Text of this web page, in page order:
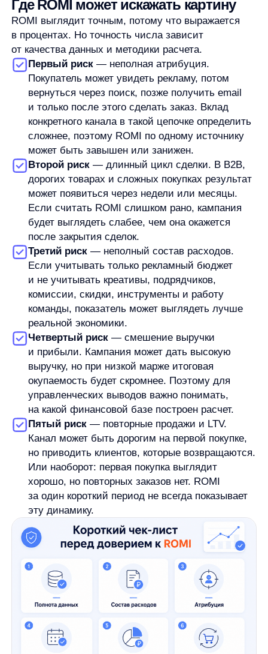
по каналам, маржинальности, повторным продажам
и качеству лидов.
Как можно улучшить ROMI
Улучшение ROMI не сводится к простому
сокращению бюджета. Если резко снизить
расходы, но вместе с ними упадет результат,
показатель может не стать лучше
в управленческом смысле. Работать нужно
с обеими сторонами формулы: результатом,
затратами и качеством данных.
Первое направление
Если кампания приводит аудиторию, которая
не покупает или не доходит до заявки, расходы
растут быстрее результата. Улучшение
таргетинга, запросов, посадочных страниц
и оффера может влиять на входные параметры
ROMI, но эффект нужно проверять на данных.
Второе направление
расходах бизнес может получить больше
результата, если пользователи чаще доходят
до заявки, корзины или покупки. Здесь важны
понятная посадочная страница, релевантное
предложение, удобный путь к целевому
Третье направление
— состав затрат. Иногда
проблема не в канале, а в том, что расходы
распределены неэффективно: часть бюджета
уходит на слабые сегменты, дорогие креативы,
нерелевантные площадки или кампании без
понятной роли. Оптимизация затрат может
поток качественных клиентов.
Четвертое направление— аналитика. Чем
точнее компания понимает, какие продажи
связаны с какими активностями, тем аккуратнее
она читает ROMI. Это не значит, что атрибуция
становится идеальной. Но более
дисциплинированный сбор данных снижает
риск решений по неполной картине.
Пятое направление — сегментация и работа
с повторными продажами. Если разные группы
клиентов дают разную маржинальность,
средний ROMI может скрывать важные
различия. В таких случаях полезно смотреть
не только общий показатель, но и разрезы
по каналам, аудиториям, категориям, новым
и повторным клиентам.
Все эти действия могут влиять на ROMI через
результат, расходы или качество расчета.
Но ни одно из них не гарантирует рост показателя
само по себе. Любое изменение нужно проверять
на данных и читать вместе с бизнес-контекстом.